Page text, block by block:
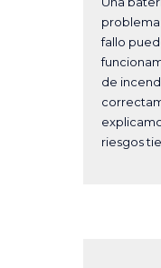
problema
fallo
de
riesgos